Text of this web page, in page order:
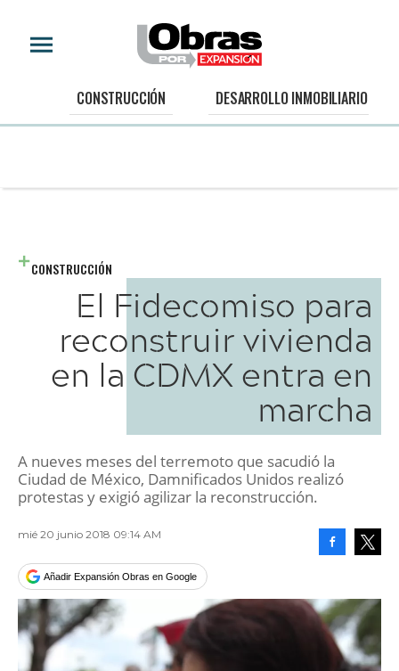
CONSTRUCCIÓN DESARROLLO INMOBILIARIO
CONSTRUCCIÓN
El Fidecomiso para
reconstruir vivienda
en la CDMX entra en
marcha
A nueves meses del terremoto que sacudió la
Ciudad de México, Damnificados Unidos realizó
protestas y exigió agilizar la reconstrucción.
mié 20 junio 2018 09:14 AM
Añadir Expansión Obras en Google